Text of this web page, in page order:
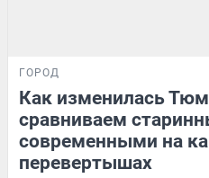
ГОРОД
Как изменилась
сравниваем
современными на
перевертышах